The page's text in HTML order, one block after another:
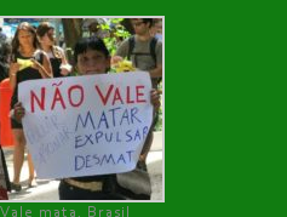
Vale mata, Brasil